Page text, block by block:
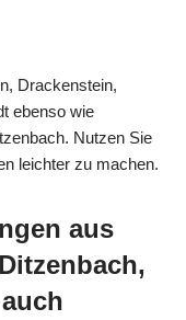
Drackenstein,
ebenso wie
Nutzen Sie
leichter zu machen.
aus